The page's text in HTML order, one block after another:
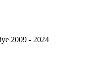
2009 - 2024